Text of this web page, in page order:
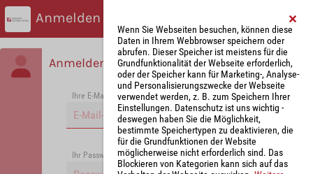
Anmelden
Anmelden
Ihre E-Mail-Adresse *
Passwort vergessen?
Ihr Passwort *
Wenn Sie Webseiten besuchen, können diese
Daten in Ihrem Webbrowser speichern oder
abrufen. Dieser Speicher ist meistens für die
Grundfunktionalität der Webseite erforderlich,
oder der Speicher kann für Marketing-, Analyse-
und Personalisierungszwecke der Webseite
verwendet werden, z. B. zum Speichern Ihrer
Einstellungen. Datenschutz ist uns wichtig -
deswegen haben Sie die Möglichkeit,
bestimmte Speichertypen zu deaktivieren, die
für die Grundfunktionen der Website
möglicherweise nicht erforderlich sind. Das
Blockieren von Kategorien kann sich auf das